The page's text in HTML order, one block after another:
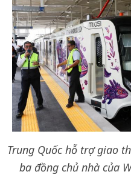
Trung Quốc hỗ trợ giao
ba đồng chủ nhà của